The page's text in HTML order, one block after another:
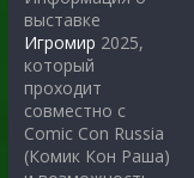
выставке
Игромир 2025,
который
проходит
совместно с
Comic Con Russia
(Комик Кон Раша)